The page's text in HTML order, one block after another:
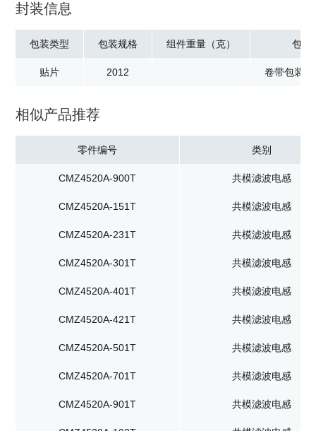
封装信息
包装类型
贴片
包装规格
2012
组件重量（克） 包装
卷带包装
相似产品推荐
零件编号 类别
CMZ4520A-900T 共模滤波电感
CMZ4520A-151T 共模滤波电感
CMZ4520A-231T 共模滤波电感
CMZ4520A-301T 共模滤波电感
CMZ4520A-401T 共模滤波电感
CMZ4520A-421T 共模滤波电感
CMZ4520A-501T 共模滤波电感
CMZ4520A-701T 共模滤波电感
CMZ4520A-901T 共模滤波电感